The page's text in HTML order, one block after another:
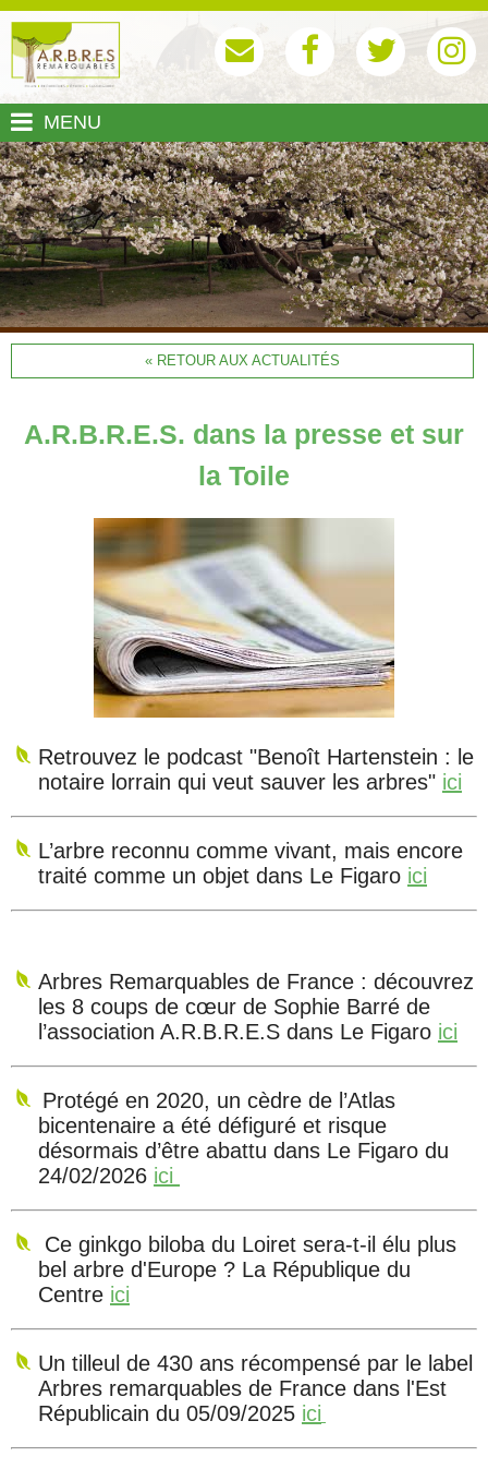
MENU
« RETOUR AUX ACTUALITÉS
A.R.B.R.E.S. dans la presse et sur
la Toile
Retrouvez le podcast "Benoît Hartenstein : le
notaire lorrain qui veut sauver les arbres" ici
L’arbre reconnu comme vivant, mais encore
traité comme un objet dans Le Figaro ici
Arbres Remarquables de France : découvrez
les 8 coups de cœur de Sophie Barré de
l’association A.R.B.R.E.S dans Le Figaro ici
Protégé en 2020, un cèdre de l’Atlas
bicentenaire a été défiguré et risque
désormais d’être abattu dans Le Figaro du
24/02/2026 ici
Ce ginkgo biloba du Loiret sera-t-il élu plus
bel arbre d'Europe ? La République du
Centre ici
Un tilleul de 430 ans récompensé par le label
Arbres remarquables de France dans l'Est
Républicain du 05/09/2025 ici